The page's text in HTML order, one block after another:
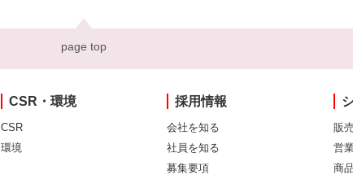
page top
CSR・環境
CSR
環境
採用情報
会社を知る
社員を知る
募集要項
販
営
商